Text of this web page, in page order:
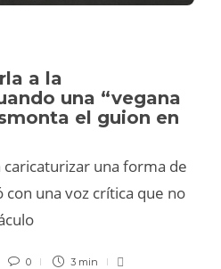
a la
una “vegana
el guion en
una forma de
una voz crítica que no
0 3 min